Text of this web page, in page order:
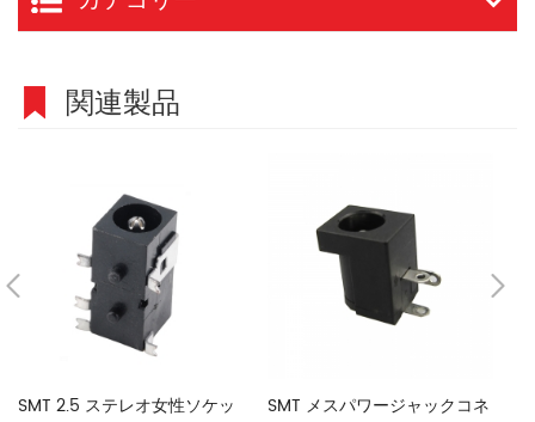
関連製品
SMT 2.5 ステレオ女性ソケッ
SMT メスパワージャックコネ